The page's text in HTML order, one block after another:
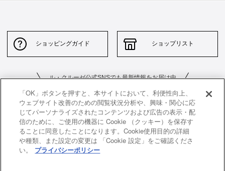
ショッピングガイド ショップリスト
ル・クルーゼ公式SNSでも最新情報をお届け中
お問い合わせ サイトポリシー
「OK」ボタンを押すと、本サイトにおいて、利便性向上、
ウェブサイト改善のための閲覧状況分析や、興味・関心に応
じてパーソナライズされたコンテンツおよび広告の表示・配
信のために、ご使用の機器に Cookie （クッキー）を保存す
ることに同意したことになります。Cookie使用目的の詳細
や種類、また設定の変更は 「Cookie 設定」をご確認くださ
い。
プライバシーポリシー